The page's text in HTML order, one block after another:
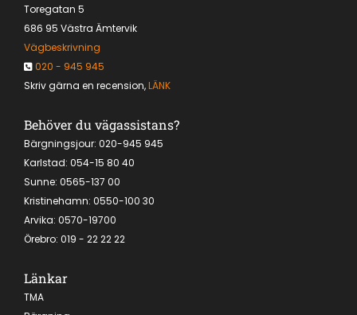
Toregatan 5
686 95 Västra Ämtervik
Vägbeskrivning
 020 - 945 945
Skriv gärna en recension,LÄNK
Behöver du vägassistans?
Bärgningsjour: 020-945 945
Karlstad: 054-15 80 40
Sunne: 0565-137 00
Kristinehamn: 0550-100 30
Arvika: 0570-19700
Örebro: 019 - 22 22 22
Länkar
TMA